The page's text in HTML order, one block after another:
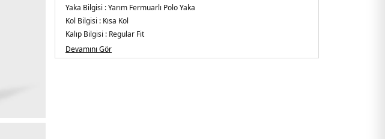
Yaka Bilgisi :Yarım Fermuarlı Polo Yaka
Kol Bilgisi : Kısa Kol
Kalıp Bilgisi : Regular Fit
Üretim Yeri :Vietnam
5DY1EM001082AF10017U0003.25
Devamını Gör